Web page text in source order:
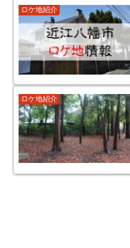
ロケ地紹介
ロケ地紹介